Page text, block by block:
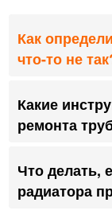
Как
что-то не
Какие
ремонта
Что делать,
радиатора